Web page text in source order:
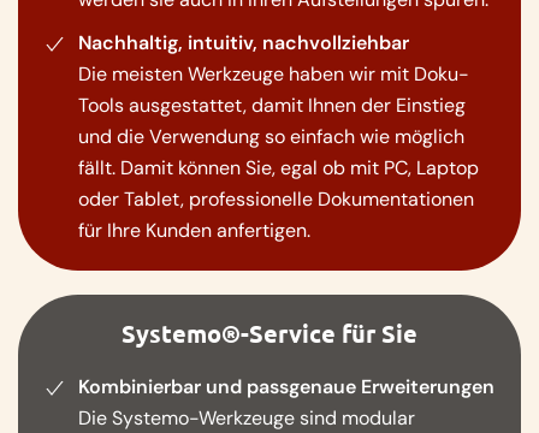
Nachhaltig, intuitiv, nachvollziehbar
Die meisten Werkzeuge haben wir mit Doku-
Tools ausgestattet, damit Ihnen der Einstieg
und die Verwendung so einfach wie möglich
fällt. Damit können Sie, egal ob mit PC, Laptop
oder Tablet, professionelle Dokumentationen
für Ihre Kunden anfertigen.
Systemo®-Service für Sie
Kombinierbar und passgenaue Erweiterungen
Die Systemo-Werkzeuge sind modular